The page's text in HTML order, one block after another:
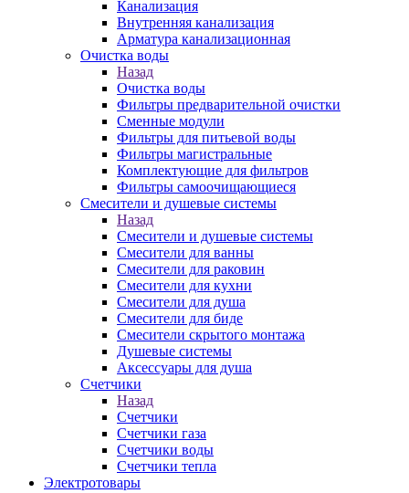
Канализация
Внутренняя канализация
Арматура канализационная
Очистка воды
Назад
Очистка воды
Фильтры предварительной очистки
Сменные модули
Фильтры для питьевой воды
Фильтры магистральные
Комплектующие для фильтров
Фильтры самоочищающиеся
Смесители и душевые системы
Назад
Смесители и душевые системы
Смесители для ванны
Смесители для раковин
Смесители для кухни
Смесители для душа
Смесители для биде
Смесители скрытого монтажа
Душевые системы
Аксессуары для душа
Счетчики
Назад
Счетчики
Счетчики газа
Счетчики воды
Счетчики тепла
Электротовары